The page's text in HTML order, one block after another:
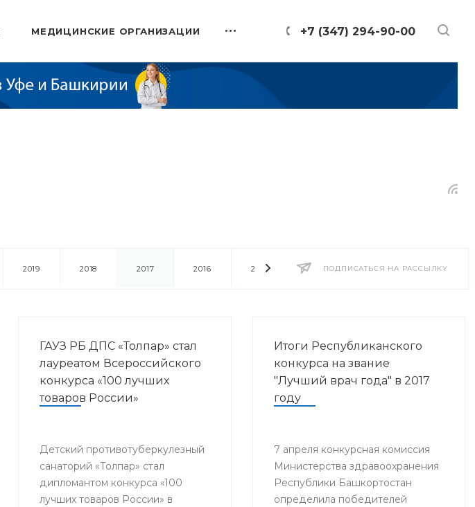
+7 (347) 294-90-00
МЕДИЦИНСКИЕ ОРГАНИЗАЦИИ
ПОДПИСАТЬСЯ НА РАССЫЛКУ
2019 2018 2017 2016 2014 2013 2012 2011
ГАУЗ РБ ДПС «Толпар» стал
лауреатом Всероссийского
конкурса «100 лучших
товаров России»
Детский противотуберкулезный
санаторий «Толпар» стал
дипломантом конкурса «100
лучших товаров России» в
Итоги Республиканского
конкурса на звание
"Лучший врач года" в 2017
году
7 апреля конкурсная комиссия
Министерства здравоохранения
Республики Башкортостан
определила победителей